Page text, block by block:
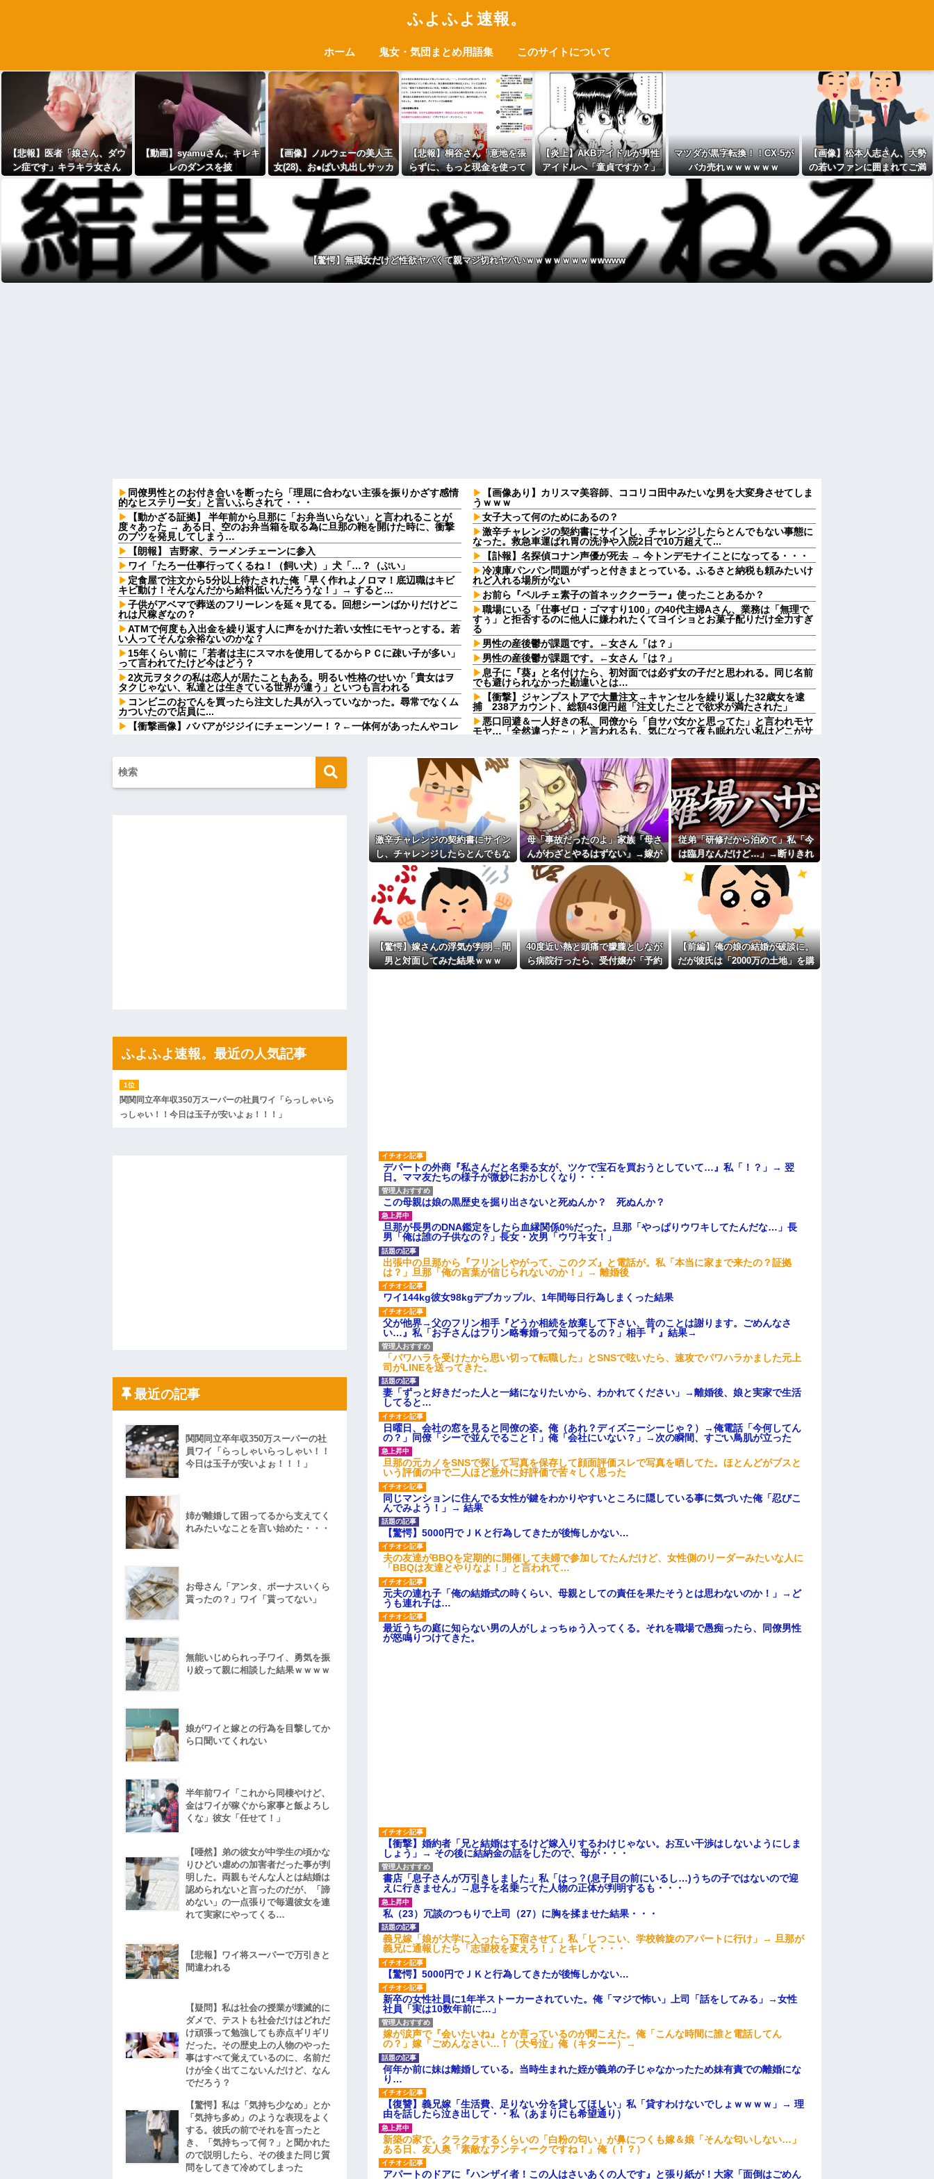
ふよふよ速報。
ホーム 鬼女・気団まとめ用語集 このサイトについて
【悲報】医者「娘さん、ダウ
ン症です」キラキラ女さん
「人生終わった」⇒絶望
へ！！！！
【動画】syamuさん、キレキ
レのダンスを披
露！！！！！！！
【画像】ノルウェーの美人王
女(28)、お●ぱい丸出しサッカ
ー代表のロッカールームで健
闘を称えるｗｗｗｗｗｗ
【悲報】桐谷さん「意地を張
らずに、もっと現金を使って
【炎上】AKBアイドルが男性
アイドルへ「童貞ですか？」
→セクハラだと大炎上ｗｗｗ
ｗｗｗｗｗ
マツダが黒字転換！！CX-5が
バカ売れｗｗｗｗｗｗ
【画像】松本人志さん、大勢
の若いファンに囲まれてご満
悦wwwwwwwwwwwwww
【驚愕】無職女だけど性欲ヤバくて親マジ切れヤバいｗｗｗｗｗｗｗｗwwww
同僚男性とのお付き合いを断ったら「理屈に合わない主張を振りかざす感情
的なヒステリー女」と言いふらされて・・・
【動かざる証拠】 半年前から旦那に「お弁当いらない」と言われることが
度々あった → ある日、空のお弁当箱を取る為に旦那の鞄を開けた時に、衝撃
のブツを発見してしまう…
【朗報】 吉野家、ラーメンチェーンに参入
ワイ「たろー仕事行ってくるね！（飼い犬）」犬「…？（ぷい」
定食屋で注文から5分以上待たされた俺「早く作れよノロマ！底辺職はキビ
キビ動け！そんなんだから給料低いんだろうな！」→ すると…
子供がアベマで葬送のフリーレンを延々見てる。回想シーンばかりだけどこ
れは尺稼ぎなの？
ATMで何度も入出金を繰り返す人に声をかけた若い女性にモヤっとする。若
い人ってそんな余裕ないのかな？
15年くらい前に「若者は主にスマホを使用してるからＰＣに疎い子が多い」
って言われてたけど今はどう？
2次元ヲタクの私は恋人が居たこともある。明るい性格のせいか「貴女はヲ
タクじゃない、私達とは生きている世界が違う」といつも言われる
コンビニのおでんを買ったら注文した具が入っていなかった。尋常でなくム
カついたので店員に...
【衝撃画像】ババアがジジイにチェーンソー！？←一体何があったんやコレ
りな！」ワイ「金額おかしくね？」←お前らもそう思うよな？？？？？
【驚愕】ユーチューバー「撮影で使うから、この高級時計も車もぜ～んぶ経
費でタダ！ｗ」←まさかコレ本気にしてる奴なんておらんよな？よな？w w w
【悲報】ちいかわの映画を見たイラン人が激怒｢子供に見せる内容じゃない｡
【速報】へずまりゅうさん、完全に聖人の顔へ←これw w w w w w w w
彼の実家に結婚のご挨拶に行った。 彼父「本当にコイツでいいの？」彼「な
んだよ！結婚に反対なのか！？」彼母「落ち着きなさい！（私）さん、実は...
兄嫁「正月に帰るから、ゲームと、いいお肉と酒と、お風呂グッズの準備し
とけよ」寝起きの私「知るかボケ」兄嫁「キィィィィー！！！！」私「あ…」
【悲報】 有吉、一般人に「ド正論」を叩きつけて炎上ｗｗｗｗｗｗｗｗ
ハードオフに売っていた4万4000円のフィギュアがヤバすぎるｗｗｗｗｗｗ
私「ちょっと、人の家の金庫触らないでよ！」キチママ『そこに金庫があっ
たから、開けてみようとしただけ☆』義兄「泥は出てけ！二度と来るな！」結
私「初めて飲む味だけどなんのお茶？」彼「ちっ！」私「」
【ネット騒然】惨殺されたタワマン頂き女子のこの動画、すげえええええｗ
ｗｗｗｗｗｗｗｗｗｗ
【愕然】白のクラウン俺氏、高速道路左車線を制限速度で走った結果
wwwwwwwwwwww
百年の恋12-899 食べた量を張り合ってくる
【悲報】佐藤輝明・・・２軍でも盛大にやらかす←あまり悲しませないでく
【画像あり】カリスマ美容師、ココリコ田中みたいな男を大変身させてしま
うｗｗｗ
女子大って何のためにあるの？
激辛チャレンジの契約書にサインし、チャレンジしたらとんでもない事態に
なった。救急車運ばれ胃の洗浄や入院2日で10万超えて...
【訃報】名探偵コナン声優が死去 → 今トンデモナイことになってる・・・
冷凍庫パンパン問題がずっと付きまとっている。ふるさと納税も頼みたいけ
れど入れる場所がない
お前ら『ペルチェ素子の首ネッククーラー』使ったことあるか？
職場にいる「仕事ゼロ・ゴマすり100」の40代主婦Aさん、業務は「無理で
すぅ」と拒否するのに他人に嫌われたくてヨイショとお菓子配りだけ全力すぎ
る
男性の産後鬱が課題です。←女さん「は？」
男性の産後鬱が課題です。←女さん「は？」
息子に『葵』と名付けたら、初対面では必ず女の子だと思われる。同じ名前
でも避けられなかった勘違いとは…
【衝撃】ジャンプストアで大量注文→キャンセルを繰り返した32歳女を逮
捕 238アカウント、総額43億円超「注文したことで欲求が満たされた」
悪口回避＆一人好きの私、同僚から「自サバ女かと思ってた」と言われモヤ
モヤ…「全然違った～」と言われるも、気になって夜も眠れない私はどこがサ
カついたので店員に...
ウトがウワキしてる事が発覚し、トメが倒れた。ブチギレた夫とウトが殴り
合いになり...
公園遊びの菓子交換が嫌だ。大人数だと菓子食べ放題みたいになっちゃって
身体にも歯にも良くないし最悪
洗濯をしてくれるのは嬉しいんだが浴室乾燥機をほぼ毎日使い「電気代もか
かるし天気の良い日は外で干してくれたら嬉しい」と子なしの専業主婦の妻に
伝えたらブチ切れ。電気代は別に
【衝撃】帰宅すると嫁が赤ん坊産み落としそうに→それだけでは終わらなか
った驚きの理由とはｗｗｗｗ
冷凍庫パンパン問題がずっと付きまとっている。ふるさと納税も頼みたいけ
れど入れる場所がない
私が席を外して戻ってくると、園ママが私の財布をいじった形跡が・・・
主な税金の成り立ちを調べてみたよ
激辛チャレンジの契約書にサイン
し、チャレンジしたらとんでもな
い事態になった。救急車運ばれ胃
の洗浄や入院2日で10万超えて...
母「事故だったのよ」家族「母さ
んがわざとやるはずない」→嫁が
毒を飲まされ子どもを失ったのに
信じてもらえず…
従弟「研修だから泊めて」私「今
は臨月なんだけど…」→断りきれ
ず了承したら、さらに図々しい要
求まで飛び出して…
【驚愕】嫁さんの浮気が判明→間
男と対面してみた結果ｗｗｗ
40度近い熱と頭痛で朦朧としなが
ら病院行ったら、受付嬢が「予約
【前編】俺の娘の結婚が破談に。
だが彼氏は「2000万の土地」を購
デパートの外商『私さんだと名乗る女が、ツケで宝石を買おうとしていて…』私「！？」→ 翌
日。ママ友たちの様子が微妙におかしくなり・・・
この母親は娘の黒歴史を掘り出さないと死ぬんか？ 死ぬんか？
旦那が長男のDNA鑑定をしたら血縁関係0%だった。旦那「やっぱりウワキしてたんだな…」長
男「俺は誰の子供なの？」長女・次男「ウワキ女！」
出張中の旦那から『フリンしやがって、このクズ』と電話が。私「本当に家まで来たの？証拠
は？」旦那「俺の言葉が信じられないのか！」→ 離婚後
ワイ144kg彼女98kgデブカップル、1年間毎日行為しまくった結果
父が他界→父のフリン相手『どうか相続を放棄して下さい、昔のことは謝ります。ごめんなさ
い…』私「お子さんはフリン略奪婚って知ってるの？」相手『 』結果→
「パワハラを受けたから思い切って転職した」とSNSで呟いたら、速攻でパワハラかました元上
司がLINEを送ってきた。
妻「ずっと好きだった人と一緒になりたいから、わかれてください」→離婚後、娘と実家で生活
してると…
日曜日、会社の窓を見ると同僚の姿。俺（あれ？ディズニーシーじゃ？）→俺電話「今何してん
の？」同僚「シーで並んでること！」俺「会社にいない？」→次の瞬間、すごい鳥肌が立った
旦那の元カノをSNSで探して写真を保存して顔面評価スレで写真を晒してた。ほとんどがブスと
いう評価の中で二人ほど意外に好評価で苦々しく思った
同じマンションに住んでる女性が鍵をわかりやすいところに隠している事に気づいた俺「忍びこ
んでみよう！」→ 結果
【驚愕】5000円でＪＫと行為してきたが後悔しかない…
夫の友達がBBQを定期的に開催して夫婦で参加してたんだけど、女性側のリーダーみたいな人に
「BBQは友達とやりなよ！」と言われて…
元夫の連れ子「俺の結婚式の時くらい、母親としての責任を果たそうとは思わないのか！」→ど
うも連れ子は…
最近うちの庭に知らない男の人がしょっちゅう入ってくる。それを職場で愚痴ったら、同僚男性
が怒鳴りつけてきた。
【衝撃】婚約者「兄と結婚はするけど嫁入りするわけじゃない。お互い干渉はしないようにしま
しょう」→ その後に結納金の話をしたので、母が・・・
書店「息子さんが万引きしました」私「はっ？(息子目の前にいるし…)うちの子ではないので迎
えに行きません」→息子を名乗ってた人物の正体が判明するも・・・
私（23）冗談のつもりで上司（27）に胸を揉ませた結果・・・
義兄嫁「娘が大学に入ったら下宿させて」私「しつこい、学校斡旋のアパートに行け」→ 旦那が
義兄に通報したら「志望校を変えろ！」とキレて・・・
【驚愕】5000円でＪＫと行為してきたが後悔しかない…
新卒の女性社員に1年半ストーカーされていた。俺「マジで怖い」上司「話をしてみる」→女性
社員「実は10数年前に…」
嫁が涙声で『会いたいね』とか言っているのが聞こえた。俺「こんな時間に誰と電話してん
の？」嫁「ごめんなさい…！（大号泣」俺（キターー）→
何年か前に妹は離婚している。当時生まれた姪が義弟の子じゃなかったため妹有責での離婚にな
り…
【復讐】義兄嫁「生活費、足りない分を貸してほしい」私「貸すわけないでしょｗｗｗｗ」→ 理
由を話したら泣き出して・・私（あまりにも希望通り）
新築の家で。クラクラするくらいの「白粉の匂い」が鼻につくも嫁＆娘「そんな匂いしない…」
ある日、友人奥「素敵なアンティークですね！」俺（！？）
アパートのドアに『ハンザイ者！この人はさいあくの人です』と張り紙が！大家「面倒はごめん
ふよふよ速報。最近の人気記事
関関同立卒年収350万スーパーの社員ワイ「らっしゃいら
っしゃい！！今日は玉子が安いよぉ！！！」
最近の記事
関関同立卒年収350万スーパーの社
員ワイ「らっしゃいらっしゃい！！
今日は玉子が安いよぉ！！！」
姉が離婚して困ってるから支えてく
れみたいなことを言い始めた・・・
お母さん「アンタ、ボーナスいくら
貰ったの？」ワイ「貰ってない」
無能いじめられっ子ワイ、勇気を振
り絞って親に相談した結果ｗｗｗｗ
娘がワイと嫁との行為を目撃してか
ら口聞いてくれない
半年前ワイ「これから同棲やけど、
金はワイが稼ぐから家事と飯よろし
くな」彼女「任せて！」
【唖然】弟の彼女が中学生の頃かな
りひどい虐めの加害者だった事が判
明した。両親もそんな人とは結婚は
認められないと言ったのだが、「諦
めない」の一点張りで毎週彼女を連
れて実家にやってくる…
【悲報】ワイ将スーパーで万引きと
間違われる
【疑問】私は社会の授業が壊滅的に
ダメで、テストも社会だけはどれだ
け頑張って勉強しても赤点ギリギリ
だった。その歴史上の人物のやった
事はすべて覚えているのに、名前だ
けが全く出てこないんだけど、なん
でだろう？
【驚愕】私は「気持ち少なめ」とか
「気持ち多め」のような表現をよく
する。彼氏の前でそれを言ったと
き、「気持ちって何？」と聞かれた
ので説明したら、その後また同じ質
問をしてきて冷めてしまった